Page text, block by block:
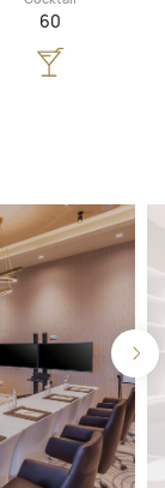
60